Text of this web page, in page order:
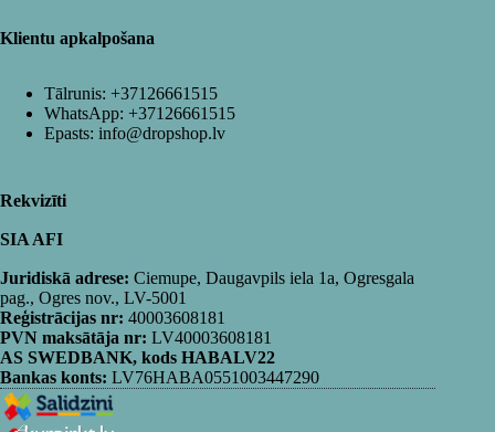
Klientu apkalpošana
Tālrunis: +37126661515
WhatsApp: +37126661515
Epasts: info@dropshop.lv
Rekvizīti
SIA AFI
Juridiskā adrese: Ciemupe, Daugavpils iela 1a, Ogresgala
pag., Ogres nov., LV-5001
Reģistrācijas nr: 40003608181
PVN maksātāja nr: LV40003608181
AS SWEDBANK, kods HABALV22
Bankas konts: LV76HABA0551003447290